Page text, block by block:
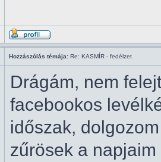
Hozzászólás témája: Re: KASMÍR - fedélzet
Drágám, nem
facebookos
időszak,
zűrösek a